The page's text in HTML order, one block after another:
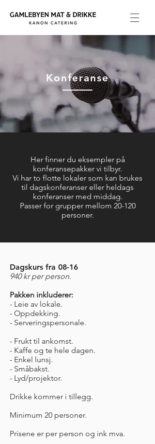
Konferanse
Her finner du eksempler på
konferansepakker vi tilbyr.
Vi har to flotte lokaler som kan brukes
til dagskonferanser eller heldags
konferanser med middag.
Passer for grupper mellom 20-120
personer.
Dagskurs fra 08-16
940 kr per person.
Pakken inkluderer:
- Leie av lokale.
- Oppdekking.
- Serveringspersonale.
- Frukt til ankomst.
- Kaffe og te hele dagen.
- Enkel lunsj.
- Småbakst.
- Lyd/projektor.
Drikke kommer i tillegg.
Minimum 20 personer.
Prisene er per person og ink mva.